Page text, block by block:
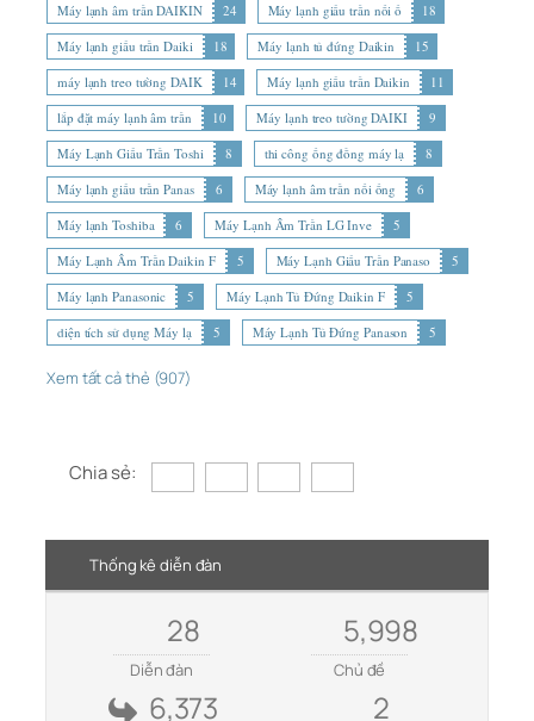
Máy lạnh âm trần DAIKIN 24 Máy lạnh giấu trần nối ố
18
Máy lạnh giấu trần Daiki
18 Máy lạnh tủ đứng Daikin
15
máy lạnh treo tường DAIK
14 Máy lạnh giấu trần Daikin
11
lắp đặt máy lạnh âm trần
10 Máy lạnh treo tường DAIKI
9
Máy Lạnh Giấu Trần Toshi
8 thi công ống đồng máy lạ
8
Máy lạnh giấu trần Panas
6 Máy lạnh âm trần nối ống
6
Máy lạnh Toshiba
6 Máy Lạnh Âm Trần LG Inve
5
Máy Lạnh Âm Trần Daikin F
5 Máy Lạnh Giấu Trần Panaso
5
Máy lạnh Panasonic
5 Máy Lạnh Tủ Đứng Daikin F
5
diện tích sử dụng Máy lạ
5 Máy Lạnh Tủ Đứng Panason 5
Xem tất cả thẻ (907)
Chia sẻ:
Thống kê diễn đàn
28
Diễn đàn
5,998
Chủ đề
6,373 2